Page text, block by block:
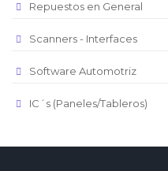
Repuestos en General
Scanners - Interfaces
Software Automotriz
IC´s (Paneles/Tableros)